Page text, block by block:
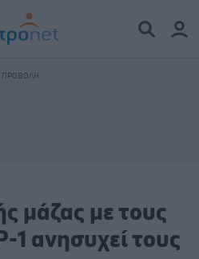
μάζας με τους
1 ανησυχεί τους